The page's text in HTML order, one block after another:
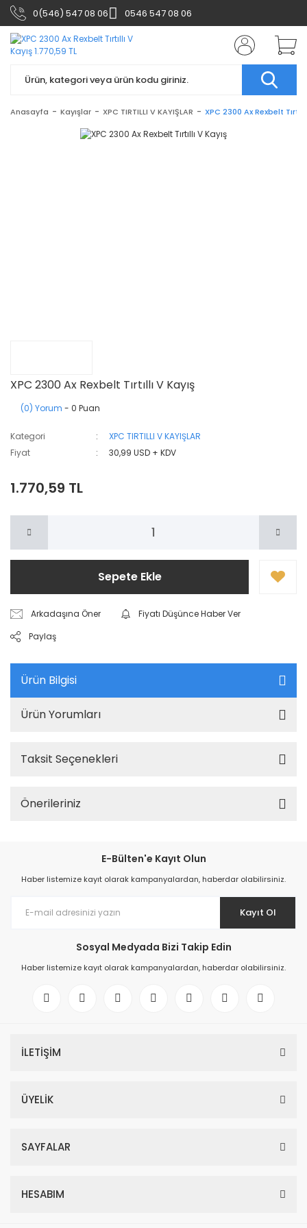
0(546) 547 08 06 0546 547 08 06
Anasayfa Kayışlar XPC TIRTILLI V KAYIŞLAR XPC 2300 Ax Rexbelt
XPC 2300 Ax Rexbelt Tırtıllı V Kayış
(0) Yorum - 0 Puan
Kategori
XPC TIRTILLI V KAYIŞLAR
Fiyat
30,99 USD + KDV
1.770,59 TL
Sepete Ekle
Arkadaşına Öner
Fiyatı Düşünce Haber Ver
Paylaş
Ürün Bilgisi
Ürün Yorumları
Taksit Seçenekleri
Önerileriniz
E-Bülten'e Kayıt Olun
Haber listemize kayıt olarak kampanyalardan, haberdar olabilirsiniz.
Kayıt Ol
Sosyal Medyada Bizi Takip Edin
Haber listemize kayıt olarak kampanyalardan, haberdar olabilirsiniz.
İLETİŞİM
ÜYELİK
SAYFALAR
HESABIM